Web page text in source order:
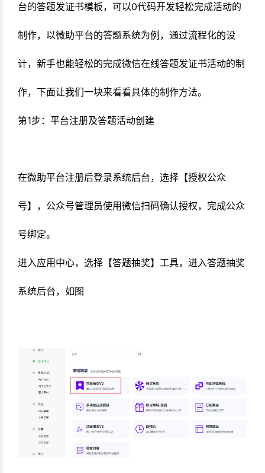
台的答题发证书模板，可以0代码开发轻松完成活动的
制作，以微助平台的答题系统为例，通过流程化的设
计，新手也能轻松的完成微信在线答题发证书活动的制
作，下面让我们一块来看看具体的制作方法。
第1步：平台注册及答题活动创建
在微助平台注册后登录系统后台，选择【授权公众
号】，公众号管理员使用微信扫码确认授权，完成公众
号绑定。
进入应用中心，选择【答题抽奖】工具，进入答题抽奖
系统后台，如图